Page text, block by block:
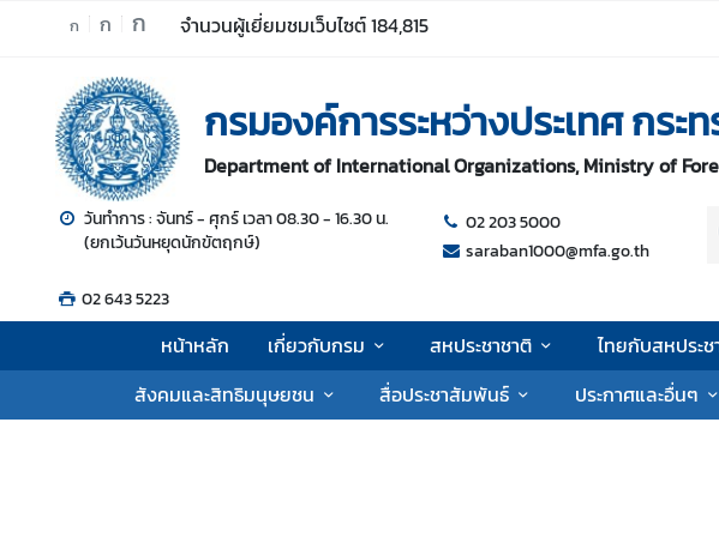
ก ก ก จำนวนผู้เยี่ยมชมเว็บไซต์184,815
กรมองค์การระหว่างประเทศ กระ
Department of International Organizations, Ministry of
วันทำการ : จันทร์ - ศุกร์ เวลา 08.30 - 16.30 น.
(ยกเว้นวันหยุดนักขัตฤกษ์)
02 643 5223
02 203 5000
saraban1000@mfa.go.th
หน้าหลัก เกี่ยวกับกรม สหประชาชาติ ไทยกับสหประช
สังคมและสิทธิมนุษยชน
สื่อประชาสัมพันธ์ ประกาศและอื่นๆ
น้
า
ห
ก
กี่
ย
บ